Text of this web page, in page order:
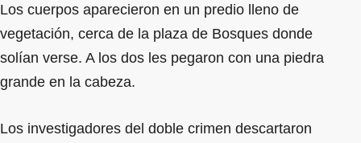
Los cuerpos aparecieron en un predio lleno de
vegetación, cerca de la plaza de Bosques donde
solían verse. A los dos les pegaron con una piedra
grande en la cabeza.
Los investigadores del doble crimen descartaron